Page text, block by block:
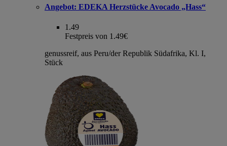
Angebot: EDEKA Herzstücke Avocado „Hass“
1.49
Festpreis von 1.49€
genussreif, aus Peru/der Republik Südafrika, Kl. I,
Stück